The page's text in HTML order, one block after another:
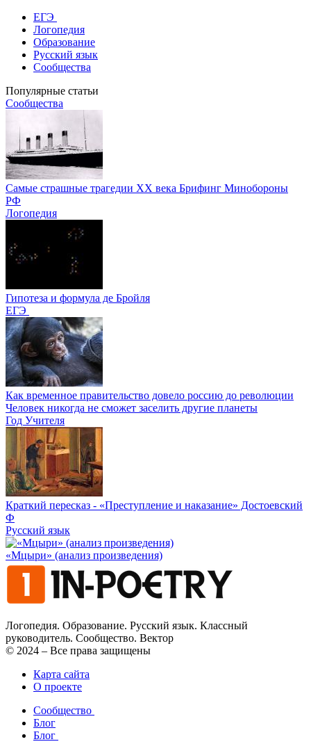
ЕГЭ
Логопедия
Образование
Русский язык
Сообщества
Популярные статьи
Сообщества
Самые страшные трагедии XX века Брифинг Минобороны
РФ
Логопедия
Гипотеза и формула де Бройля
ЕГЭ
Как временное правительство довело россию до революции
Человек никогда не сможет заселить другие планеты
Год Учителя
Краткий пересказ - «Преступление и наказание» Достоевский
Ф
Русский язык
«Мцыри» (анализ произведения)
Логопедия. Образование. Русский язык. Классный
руководитель. Сообщество. Вектор
© 2024 – Все права защищены
Карта сайта
О проекте
Сообщество
Блог
Блог